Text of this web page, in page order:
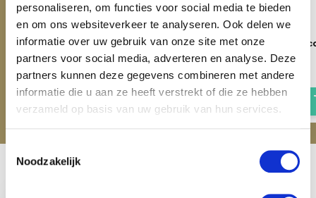
personaliseren, om functies voor social media te bieden
en om ons websiteverkeer te analyseren. Ook delen we
informatie over uw gebruik van onze site met onze
partners voor social media, adverteren en analyse. Deze
partners kunnen deze gegevens combineren met andere
informatie die u aan ze heeft verstrekt of die ze hebben
verzameld op basis van uw gebruik van hun services.
Toestemmingsselectie
Noodzakelijk
QHP Poetstas - Grijs
€ 24,95
QHP Combi laarzen &
- Grijs
€ 27,95